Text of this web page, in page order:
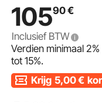
10590€
Inclusief BTW
Verdien minimaal2%
tot15%.
Krijg 5,00€